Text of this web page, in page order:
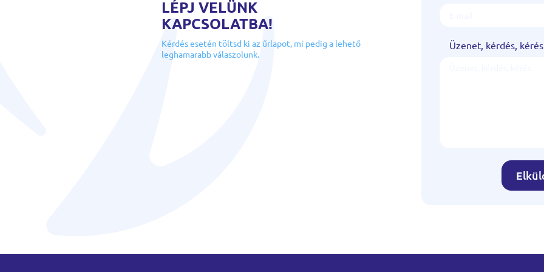
LÉPJ VELÜNK
KAPCSOLATBA!
Kérdés esetén töltsd ki az űrlapot, mi pedig a lehető
leghamarabb válaszolunk.
Üzenet, kérdés, kérés